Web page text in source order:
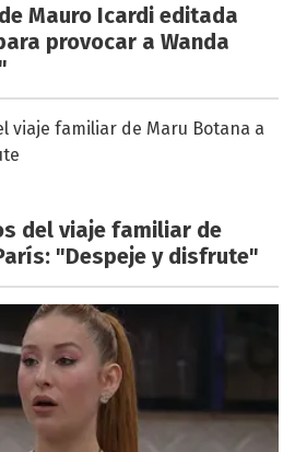
Mauro Icardi editada
provocar a Wanda
del viaje familiar de
"Despeje y disfrute"